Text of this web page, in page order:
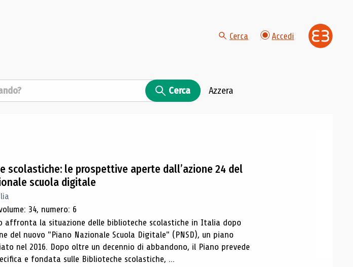
Cerca Accedi
Cerca Azzera
scolastiche: le prospettive aperte dall’azione 24 del
scuola digitale
34, numero: 6
affronta la situazione delle biblioteche scolastiche in Italia dopo
del nuovo "Piano Nazionale Scuola Digitale" (PNSD), un piano
nel 2016. Dopo oltre un decennio di abbandono, il Piano prevede
e fondata sulle Biblioteche scolastiche, ...